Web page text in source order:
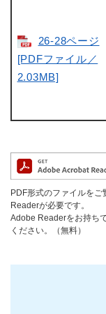
26-28ページ
[PDFファイル／
2.03MB]
PDF形式のファイルを
Readerが必要です。
Adobe Readerをお持ち
ください。（無料）